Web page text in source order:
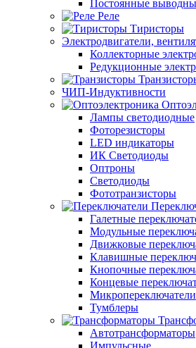
Постоянные
Реле
Тиристоры
Электродвигатели,
Коллекторные
Редукционные
ЧИП-Индуктивности
Лампы светодиодные
Фоторезисторы
LED индикаторы
ИК Светодиоды
Оптроны
Светодиоды
Фототранзисторы
Галетные
Модульные
Движковые
Клавишные
Кнопочные
Концевые
Микропереключатели
Тумблеры
Автотрансформаторы
Импульсные